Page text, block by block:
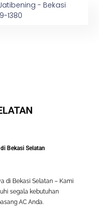
- Bekasi
1380
Bekasi Selatan
di Bekasi Selatan – Kami
segala kebutuhan
AC Anda.